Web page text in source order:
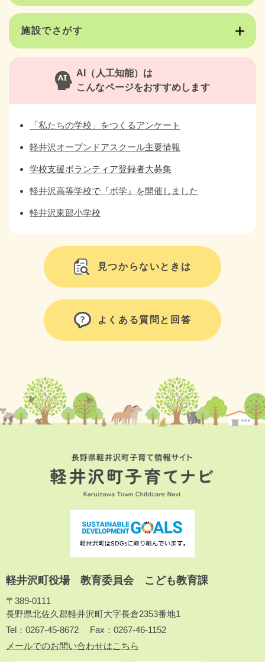
施設でさがす
AI（人工知能）は
こんなページをおすすめします
「私たちの学校」をつくるアンケート
軽井沢オープンドアスクール主要情報
学校支援ボランティア登録者大募集
軽井沢高等学校で『ボ学』を開催しました
軽井沢東部小学校
見つからないときは
よくある質問と回答
軽井沢町役場 教育委員会 こども教育課
〒389-0111
長野県北佐久郡軽井沢町大字長倉2353番地1
Tel：0267-45-8672
Fax：0267-46-1152
メールでのお問い合わせはこちら